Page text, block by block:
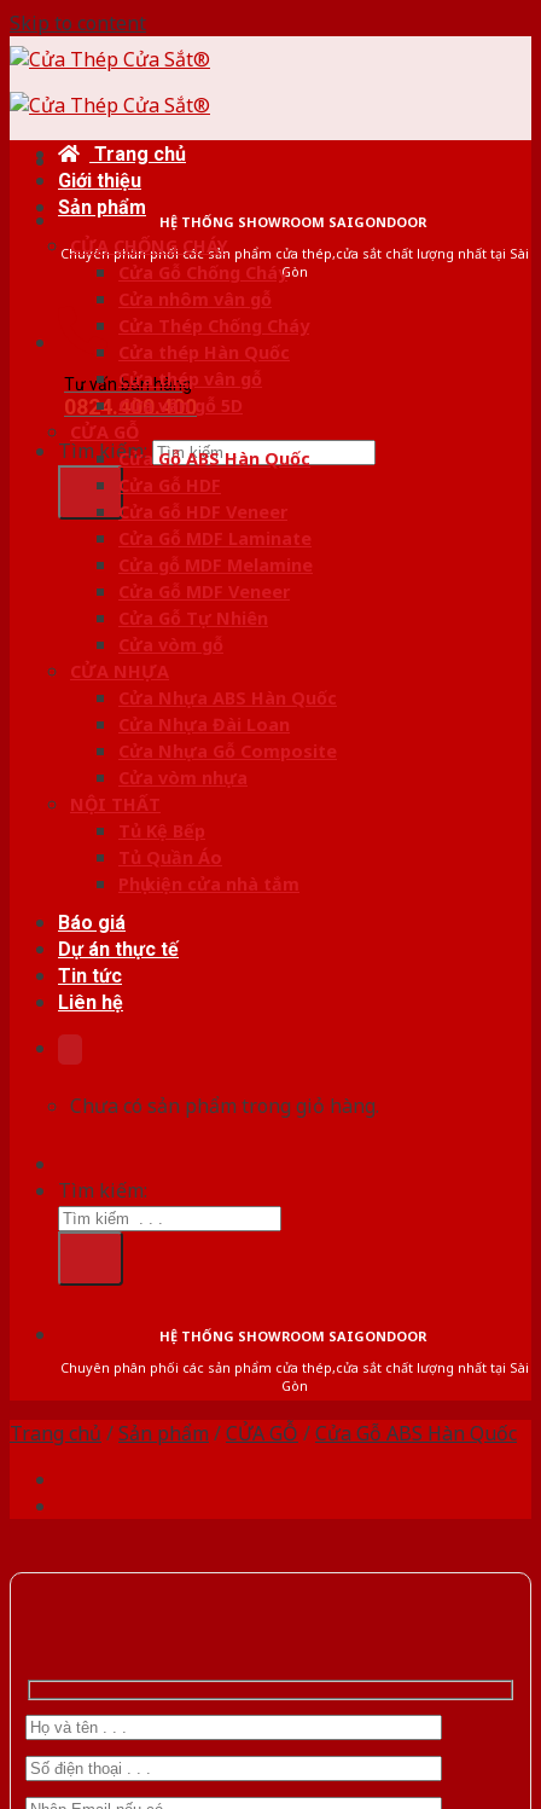
Skip to content
HỆ THỐNG SHOWROOM SAIGONDOOR
Chuyên phân phối các sản phẩm cửa thép,cửa sắt chất lượng nhất tại Sài
Gòn
Tư vấn bán hàng
0824.400.400
Tìm kiếm:
Trang chủ
Giới thiệu
Sản phẩm
CỬA CHỐNG CHÁY
Cửa Gỗ Chống Cháy
Cửa nhôm vân gỗ
Cửa Thép Chống Cháy
Cửa thép Hàn Quốc
Cửa thép vân gỗ
Cửa vân gỗ 5D
CỬA GỖ
Cửa Gỗ ABS Hàn Quốc
Cửa Gỗ HDF
Cửa Gỗ HDF Veneer
Cửa Gỗ MDF Laminate
Cửa gỗ MDF Melamine
Cửa Gỗ MDF Veneer
Cửa Gỗ Tự Nhiên
Cửa vòm gỗ
CỬA NHỰA
Cửa Nhựa ABS Hàn Quốc
Cửa Nhựa Đài Loan
Cửa Nhựa Gỗ Composite
Cửa vòm nhựa
NỘI THẤT
Tủ Kệ Bếp
Tủ Quần Áo
Phụ kiện cửa nhà tắm
Báo giá
Dự án thực tế
Tin tức
Liên hệ
Chưa có sản phẩm trong giỏ hàng.
Tìm kiếm:
HỆ THỐNG SHOWROOM SAIGONDOOR
Chuyên phân phối các sản phẩm cửa thép,cửa sắt chất lượng nhất tại Sài
Gòn
Trang chủ /Sản phẩm /CỬA GỖ /Cửa Gỗ ABS Hàn Quốc